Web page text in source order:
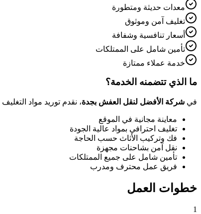
معدات حديثة ومتطورة
تغليف آمن وموثوق
أسعار تنافسية وشفافة
تأمين شامل على الممتلكات
خدمة عملاء ممتازة
ما الذي تتضمنه الخدمة؟
في شركة الأفضل لنقل العفش بجدة، نقدم توريد مواد التغليف
معاينة مجانية في الموقع
تغليف احترافي بمواد عالية الجودة
فك وتركيب الأثاث حسب الحاجة
نقل آمن بشاحنات مجهزة
تأمين شامل على جميع الممتلكات
فريق عمل محترف ومدرب
خطوات العمل
1